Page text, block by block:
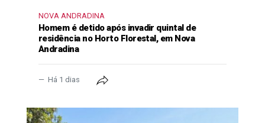
NOVA ANDRADINA
Homem é detido após invadir quintal de
residência no Horto Florestal, em Nova
Andradina
Há 1 dias